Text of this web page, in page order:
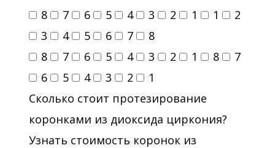
8 7 6 5 4 3 2 1 1
2
3
4 5 6 7
8
8
7 6 5 4 3 2 1 8
7
6
5 4 3 2
1
Сколько стоит протезирование
коронками из диоксида циркония?
Узнать стоимость коронок из